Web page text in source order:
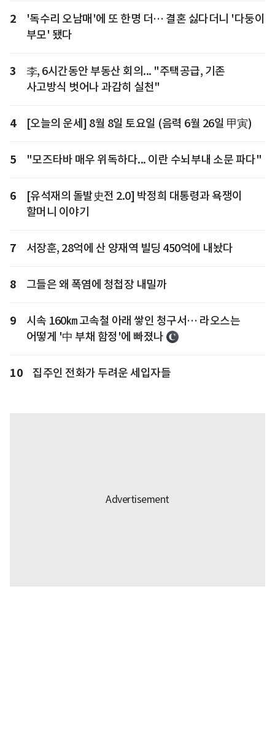
2
'독수리 오남매'에 또 한명 더… 결혼 싫다더니 '다둥이
부모' 됐다
3
李, 6시간동안 부동산 회의... "주택공급, 기존
사고방식 벗어나 과감히 실천"
4 [오늘의 운세] 8월 8일 토요일 (음력 6월 26일 甲寅)
5 "모즈타바 매우 위독하다... 이란 수뇌부내 소문 파다"
6
[유석재의 돌발史전 2.0] 박정희 대통령과 욕쟁이
할머니 이야기
7 서장훈, 28억에 산 양재역 빌딩 450억에 내놨다
8 그들은 왜 폭염에 청첩장 내밀까
9
시속 160㎞ 고속철 아래 쌓인 청구서… 라오스는
어떻게 '中 부채 함정'에 빠졌나
10 집주인 전화가 두려운 세입자들